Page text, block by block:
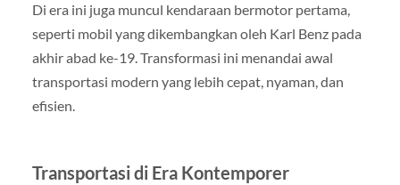
Di era ini juga muncul kendaraan bermotor pertama,
seperti mobil yang dikembangkan oleh Karl Benz pada
akhir abad ke-19. Transformasi ini menandai awal
transportasi modern yang lebih cepat, nyaman, dan
efisien.
Transportasi di Era Kontemporer